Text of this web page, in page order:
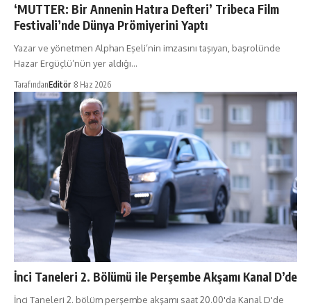
‘MUTTER: Bir Annenin Hatıra Defteri’ Tribeca Film
Festivali’nde Dünya Prömiyerini Yaptı
Yazar ve yönetmen Alphan Eşeli’nin imzasını taşıyan, başrolünde
Hazar Ergüçlü’nün yer aldığı…
TarafındanEditör 8 Haz 2026
İnci Taneleri 2. Bölümü ile Perşembe Akşamı Kanal D’de
İnci Taneleri 2. bölüm perşembe akşamı saat 20.00'da Kanal D'de